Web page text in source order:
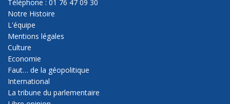
Téléphone : 01 76 47 09 30
Notre Histoire
L'équipe
Mentions légales
Culture
Economie
Faut… de la géopolitique
International
La tribune du parlementaire